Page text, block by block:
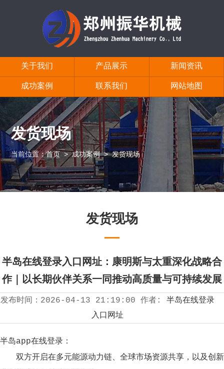
关于我们 产品展示 新闻资讯
成功案例 联系我们 网站地图
发货现场
当前位置：首页>成功案例>发货现场
发货现场
半岛在线登录入口网址：康明斯与太重深化战略合
作｜以长期伙伴关系一同推动高质量与可持续发展
发布时间： 2026-04-13 21:19:00 作者: 半岛在线登录
入口网址
半岛app在线登录：
双方开启在多元能源动力链、全球市场资源共享，以及创新